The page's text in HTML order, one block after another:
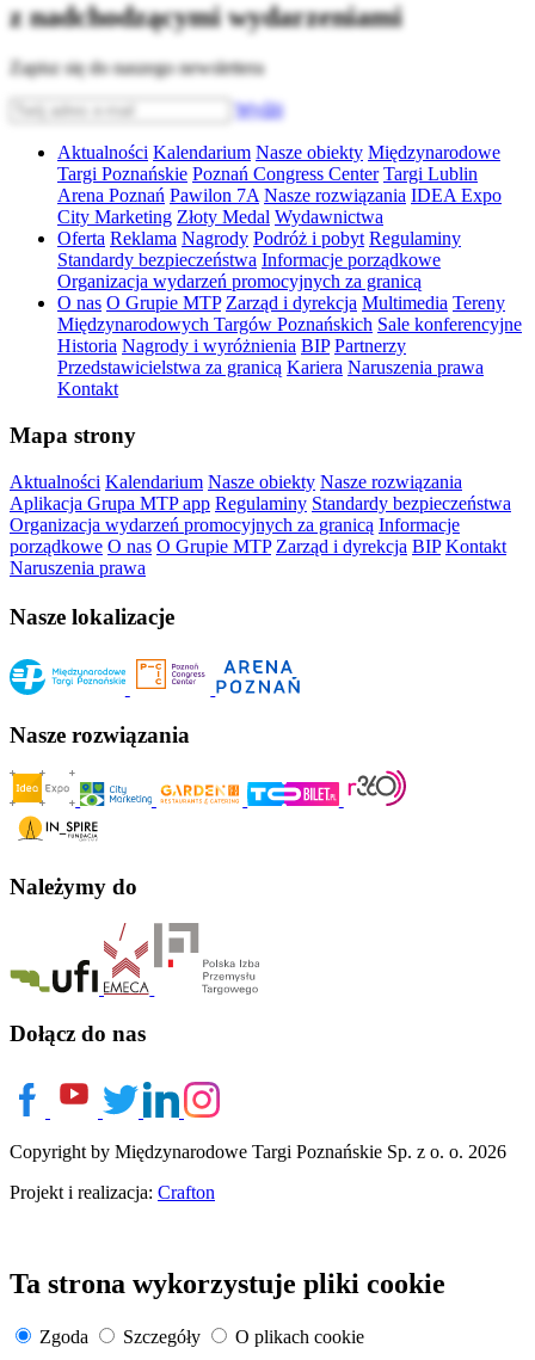
z nadchodzącymi wydarzeniami
Zapisz się do naszego newslettera
Wyślij
Aktualności Kalendarium Nasze obiekty Międzynarodowe
Targi Poznańskie Poznań Congress Center Targi Lublin
Arena Poznań Pawilon 7A Nasze rozwiązania IDEA Expo
City Marketing Złoty Medal Wydawnictwa
Oferta Reklama Nagrody Podróż i pobyt Regulaminy
Standardy bezpieczeństwa Informacje porządkowe
Organizacja wydarzeń promocyjnych za granicą
O nas O Grupie MTP Zarząd i dyrekcja Multimedia Tereny
Międzynarodowych Targów Poznańskich Sale konferencyjne
Historia Nagrody i wyróżnienia BIP Partnerzy
Przedstawicielstwa za granicą Kariera Naruszenia prawa
Kontakt
Mapa strony
Aktualności Kalendarium Nasze obiekty Nasze rozwiązania
Aplikacja Grupa MTP app Regulaminy Standardy bezpieczeństwa
Organizacja wydarzeń promocyjnych za granicą Informacje
porządkowe O nas O Grupie MTP Zarząd i dyrekcja BIP Kontakt
Naruszenia prawa
Nasze lokalizacje
Nasze rozwiązania
Należymy do
Dołącz do nas
Copyright by Międzynarodowe Targi Poznańskie Sp. z o. o. 2026
Projekt i realizacja: Crafton
Ta strona wykorzystuje pliki cookie
Zgoda Szczegóły
O plikach cookie